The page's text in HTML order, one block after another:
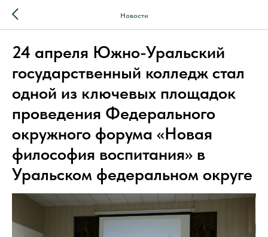
Новости
24 апреля Южно-Уральский
государственный колледж стал
одной из ключевых площадок
проведения Федерального
окружного форума «Новая
философия воспитания» в
Уральском федеральном округе